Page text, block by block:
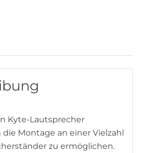
Kyte-Lautsprecher
Montage an einer Vielzahl
zu ermöglichen.